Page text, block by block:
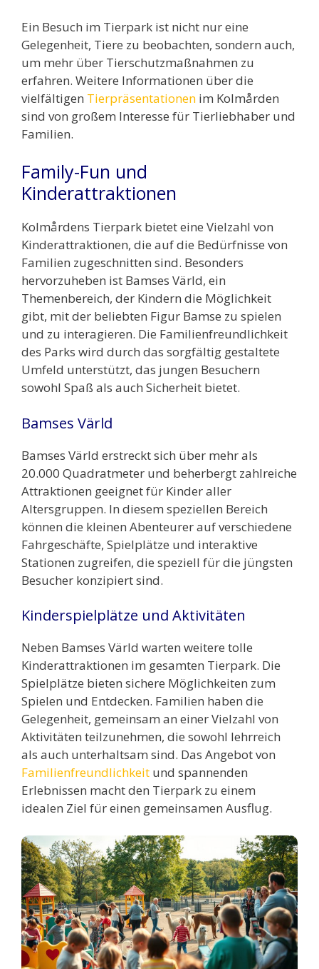
Ein Besuch im Tierpark ist nicht nur eine
Gelegenheit, Tiere zu beobachten, sondern auch,
um mehr über Tierschutzmaßnahmen zu
erfahren. Weitere Informationen über die
vielfältigen Tierpräsentationen im Kolmården
sind von großem Interesse für Tierliebhaber und
Familien.
Family-Fun und
Kinderattraktionen
Kolmårdens Tierpark bietet eine Vielzahl von
Kinderattraktionen, die auf die Bedürfnisse von
Familien zugeschnitten sind. Besonders
hervorzuheben ist Bamses Värld, ein
Themenbereich, der Kindern die Möglichkeit
gibt, mit der beliebten Figur Bamse zu spielen
und zu interagieren. Die Familienfreundlichkeit
des Parks wird durch das sorgfältig gestaltete
Umfeld unterstützt, das jungen Besuchern
sowohl Spaß als auch Sicherheit bietet.
Bamses Värld
Bamses Värld erstreckt sich über mehr als
20.000 Quadratmeter und beherbergt zahlreiche
Attraktionen geeignet für Kinder aller
Altersgruppen. In diesem speziellen Bereich
können die kleinen Abenteurer auf verschiedene
Fahrgeschäfte, Spielplätze und interaktive
Stationen zugreifen, die speziell für die jüngsten
Besucher konzipiert sind.
Kinderspielplätze und Aktivitäten
Neben Bamses Värld warten weitere tolle
Kinderattraktionen im gesamten Tierpark. Die
Spielplätze bieten sichere Möglichkeiten zum
Spielen und Entdecken. Familien haben die
Gelegenheit, gemeinsam an einer Vielzahl von
Aktivitäten teilzunehmen, die sowohl lehrreich
als auch unterhaltsam sind. Das Angebot von
Familienfreundlichkeit und spannenden
Erlebnissen macht den Tierpark zu einem
idealen Ziel für einen gemeinsamen Ausflug.